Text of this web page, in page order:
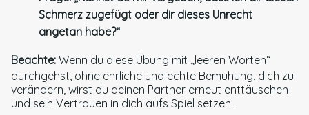
Schmerz zugefügt oder dir dieses Unrecht
angetan habe?“
Beachte: Wenn du diese Übung mit „leeren Worten“
durchgehst, ohne ehrliche und echte Bemühung, dich zu
verändern, wirst du deinen Partner erneut enttäuschen
und sein Vertrauen in dich aufs Spiel setzen.